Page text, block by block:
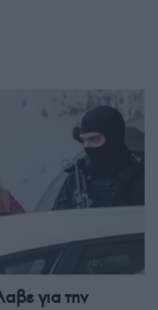
για την